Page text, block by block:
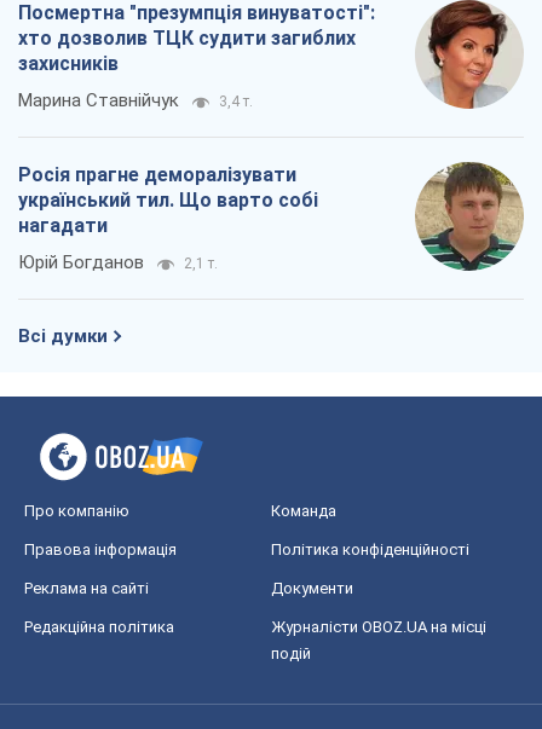
Посмертна "презумпція винуватості":
хто дозволив ТЦК судити загиблих
захисників
Марина Ставнійчук 3,4 т.
Росія прагне деморалізувати
український тил. Що варто собі
нагадати
Юрій Богданов 2,1 т.
Всі думки
Про компанію Команда
Правова інформація Політика конфіденційності
Реклама на сайті Документи
Редакційна політика
Журналісти OBOZ.UA на місці
подій